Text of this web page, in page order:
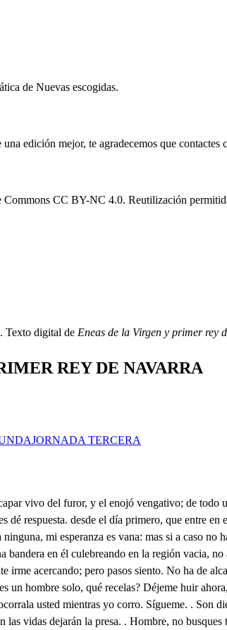
de Nuevas escogidas.
edición mejor, te agradecemos que
CC BY-NC 4.0. Reutilización
Texto digital de Eneas de la Virgen y primer rey
REY DE NAVARRA
JORNADA TERCERA
tu alma; pero ya con el soldado viene Ines, y mi señora. Reparad el sobresalto, que ya estáis libre, ry señora, pordóname, que en pasando de dos . Ya yo te conozco: Pues Tropezón en ti alabo. Qué ?̱. Que huyendo tantas veces. jamás hayas tropezado. Pues Ines yo no me admiro de ti, que tropieces sento. Estáis herido? . Pues como, cuando me estaban mirando. de vuestro cielo, señora favorables los dos astros; costarme sangre pudiera vencer tan pocos contrarios. Después del favor divino atengome a vuestras manos. Yo a mis pies. mucho les debes Mas bien puedo a seguraros, que cuando os vi llegar solo, sentí vuestro riesgo tanto, que eligiera el ir cautiva, porque no hubierais llegado; pero ya solo sintiera por agradecida, hidalgo, que a estos montes os hubiera traido, aunque me haya estado también alguna desgracia, que no puede ser acaso. Que ha sido un lance precia la causa he de confesaros, no desgracia, pues por ella dos dichas tan grandes gano, como haber llegado a veros, y haberos servido en algo, perdido estoy. . Si es afecto de mi pecho el sobresalto. r Mas perdonad, que os pregunt quien sois, porque me ha admiras que vuestro padre, o esposo, cuando es el peligro tanto, con tan poca guarda os deje: así he de saber su estado. s porque aún muy guardada, fue grosera culpa el dejaros. Para el desempeño mío, sin haberlo preguntado vos, de quien soy, era fuerza muy por menor informaros. Después que perdió Rodrigo a España, por un pecado original, pues que todos el que él cometió pagamos, o por hacerle instrumento Dios del castigo de tantos, quiea más bien merecido que en el Rey, por los más altos, y ásperos montes habitan los infelices Cristianos, que aunque bajando animoso de las Asturias Pelayo; a Oviedo, ganó asistido de tan patentes milagros. como en efecto son pocos, y son los Alarbes tantos, entre los Moros nos vemos, como suele en fértil campo de antecedente cosecha, trigo de perdidos granos. Allí se ven cuatro espigas. de Solariegos hidalgos, ye aquí de amapolas viles, mil bonetes Africanos. En Aragón, y en Navarra, a quien con robusto abrazo een estos Pirineos, mas oprimidos estamos. El Reino Aragonés tiene tres Reyes, en cuyo estrago e perdimos algunas Villas: dos Reyes tiene el Navarro, a cuyas altas montañas, que son las que estáis pisando;